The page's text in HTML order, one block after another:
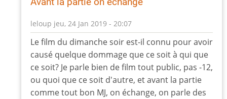
leloup jeu, 24 Jan 2019 - 20:07
En
réponse
à
Connais-
tu
le
Le film du dimanche soir est-il connu pour avoir
causé quelque dommage que ce soit à qui que
ce soit? Je parle bien de film tout public, pas -12,
ou quoi que ce soit d'autre, et avant la partie
comme tout bon MJ, on échange, on parle des